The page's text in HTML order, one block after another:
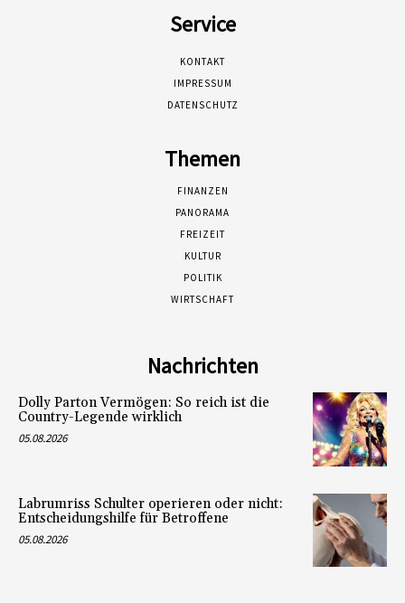
Service
KONTAKT
IMPRESSUM
DATENSCHUTZ
Themen
FINANZEN
PANORAMA
FREIZEIT
KULTUR
POLITIK
WIRTSCHAFT
Nachrichten
Dolly Parton Vermögen: So reich ist die
Country-Legende wirklich
05.08.2026
Labrumriss Schulter operieren oder nicht:
Entscheidungshilfe für Betroffene
05.08.2026